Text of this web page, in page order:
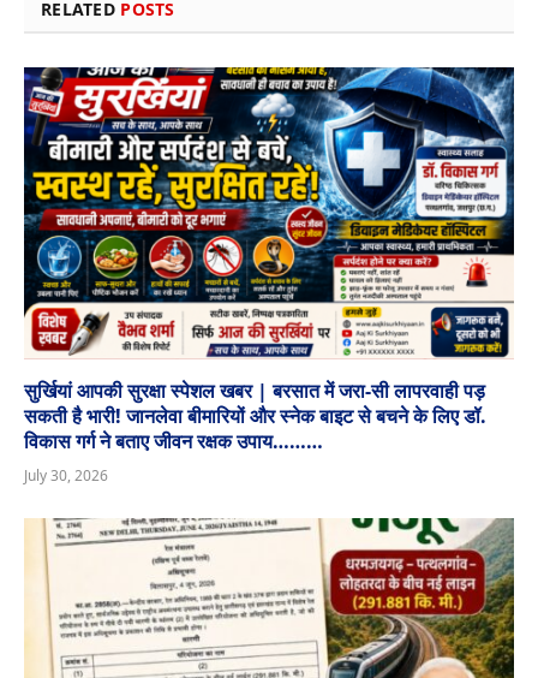
RELATED POSTS
सुर्खियां आपकी सुरक्षा स्पेशल खबर | बरसात में जरा-सी लापरवाही पड़
सकती है भारी! जानलेवा बीमारियों और स्नेक बाइट से बचने के लिए डॉ.
विकास गर्ग ने बताए जीवन रक्षक उपाय………
July 30, 2026